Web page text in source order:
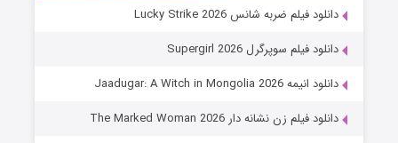
دانلود فیلم ضربه شانس Lucky Strike 2026
دانلود فیلم سوپرگرل Supergirl 2026
دانلود انیمه Jaadugar: A Witch in Mongolia 2026
دانلود فیلم زن نشانه دار The Marked Woman 2026